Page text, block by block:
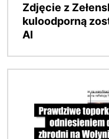
Zdjęcie z
kuloodporną
AI